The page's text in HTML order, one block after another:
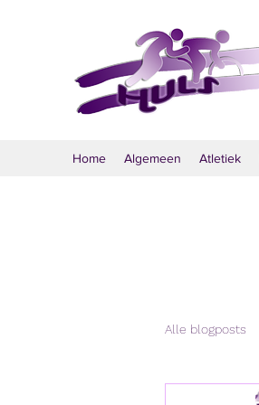
Home Algemeen Atletiek
Alle blogposts